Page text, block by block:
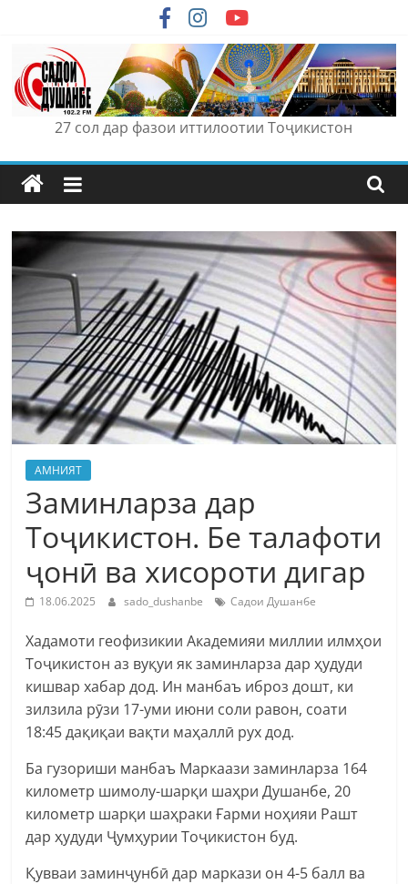
content
27 сол дар фазои иттилоотии Тоҷикистон
АМНИЯТ
Заминларза дар
Тоҷикистон. Бе талафоти
ҷонӣ ва хисороти дигар
18.06.2025 sado_dushanbe Садои Душанбе
Хадамоти геофизикии Академияи миллии илмҳои
Тоҷикистон аз вуқуи як заминларза дар ҳудуди
кишвар хабар дод. Ин манбаъ иброз дошт, ки
зилзила рӯзи 17-уми июни соли равон, соати
18:45 дақиқаи вақти маҳаллӣ рух дод.
Ба гузориши манбаъ Маркаази заминларза 164
километр шимолу-шарқи шаҳри Душанбе, 20
километр шарқи шаҳраки Ғарми ноҳияи Рашт
дар ҳудуди Ҷумҳурии Тоҷикистон буд.
Қувваи заминҷунбӣ дар маркази он 4-5 балл ва